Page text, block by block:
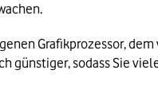
Grafikprozessor,
günstiger, sodass Sie